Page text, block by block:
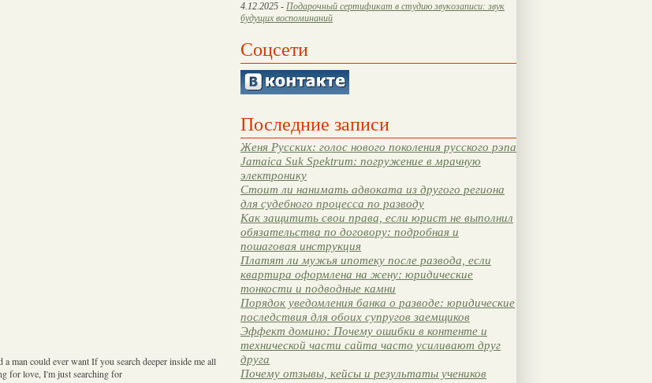
4.12.2025 - Подарочный сертификат в студию звукозаписи: звук
будущих воспоминаний
Соцсети
Последние записи
Женя Русских: голос нового поколения русского рэпа
Jamaica Suk Spektrum: погружение в мрачную
электронику
Стоит ли нанимать адвоката из другого региона
для судебного процесса по разводу
Как защитить свои права, если юрист не выполнил
обязательства по договору: подробная и
пошаговая инструкция
Платят ли мужья ипотеку после развода, если
квартира оформлена на жену: юридические
тонкости и подводные камни
Порядок уведомления банка о разводе: юридические
последствия для обоих супругов заемщиков
Эффект домино: Почему ошибки в контенте и
технической части сайта часто усиливают друг
друга
Почему отзывы, кейсы и результаты учеников
man could ever want If you search deeper inside me all
for love, I'm just searching for